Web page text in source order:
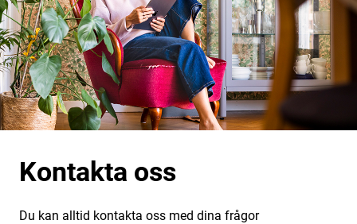
Kontakta oss
Du kan alltid kontakta oss med dina frågor